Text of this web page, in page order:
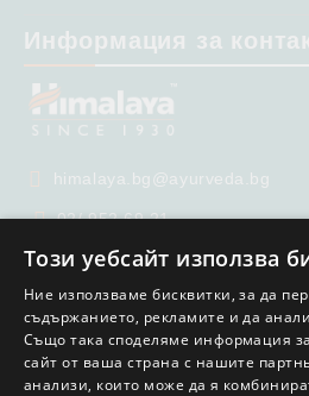
Информация за
himalaya.bg@ayurveda.bg
02/ 952 69 21
02/ 951 65 99
Този уебсайт използва
Ние използваме бисквитки, за да
съдържанието, рекламите и да
Също така споделяме информация
сайт от ваша страна с нашите
анализи, които може да я